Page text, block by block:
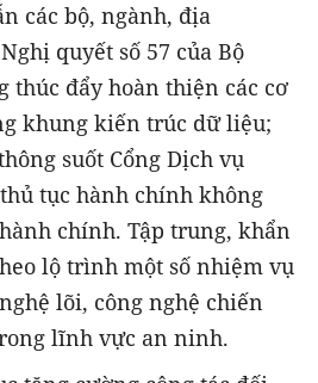
các bộ, ngành, địa
quyết số 57 của Bộ
thúc đẩy hoàn thiện các cơ
khung kiến trúc dữ liệu;
suốt Cổng Dịch vụ
tục hành chính không
chính. Tập trung, khẩn
lộ trình một số nhiệm vụ
lõi, công nghệ chiến
lĩnh vực an ninh.